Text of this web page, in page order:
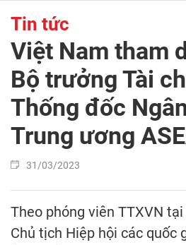
Tin tức
Việt Nam tham
Bộ trưởng Tài
Thống đốc
Trung ương
31/03/2023
Theo phóng viên TTXVN
Chủ tịch Hiệp hội các quốc